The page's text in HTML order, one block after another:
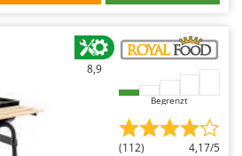
8,9
Begrenzt
(112) 4,17/5